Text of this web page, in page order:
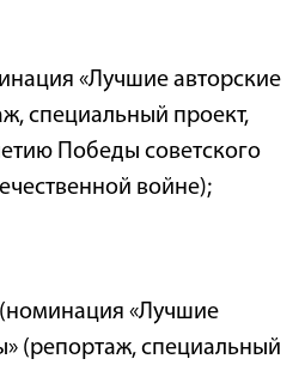
«Лучшие авторские
специальный проект,
Победы советского
войне);
«Лучшие
(репортаж, специальный